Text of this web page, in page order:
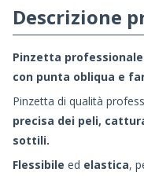
Descrizione
Pinzetta
con punta obliqua e
Pinzetta di qualità
precisa dei peli,
sottili.
Flessibile ed elastica,